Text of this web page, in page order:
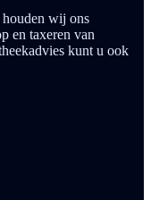
wij ons
en taxeren van
kunt u ook